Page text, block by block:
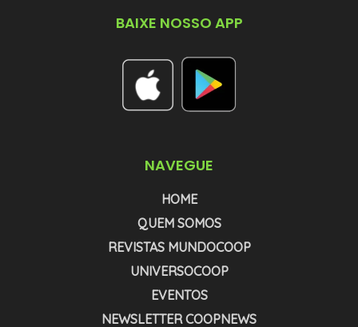
BAIXE NOSSO APP
NAVEGUE
HOME
QUEM SOMOS
REVISTAS MUNDOCOOP
UNIVERSOCOOP
EVENTOS
NEWSLETTER COOPNEWS